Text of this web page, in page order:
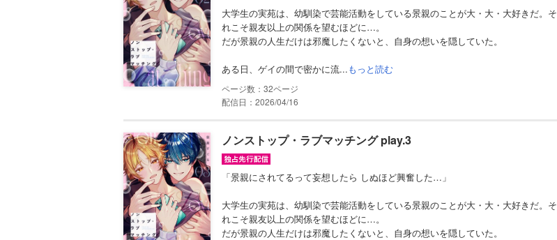
大学生の実苑は、幼馴染で芸能活動をしている景親のことが大・大・大好きだ。そ
れこそ親友以上の関係を望むほどに…。
だが景親の人生だけは邪魔したくないと、自身の想いを隠していた。
ある日、ゲイの間で密かに流...もっと読む
32
配信日：2026/04/16
ノンストップ・ラブマッチング play.3
「景親にされてるって妄想したら しぬほど興奮した…」
大学生の実苑は、幼馴染で芸能活動をしている景親のことが大・大・大好きだ。そ
れこそ親友以上の関係を望むほどに…。
だが景親の人生だけは邪魔したくないと、自身の想いを隠していた。